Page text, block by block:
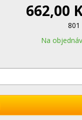
662,00
801
Na